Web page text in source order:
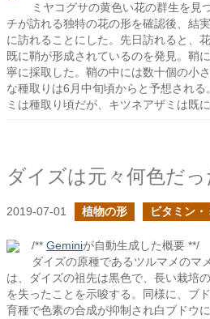
ミヤコグサの黄色い花の群生を見
チが訪れる独特の花の形を確認後、結
に訪れることにした。先日訪れると、
既に鞘が形成されているのを発見。鞘
寧に採取した。鞘の中には数十個の小
な種取りは6月中旬頃からと予想され
ミは種取り頃だが、キツネアザミは既
ダイズは元々何色だ
2019-07-01 植物の形 ビタミン
/** Geminiが自動生成した概要 **/
ダイズの原種であるツルマメのマ
は、ダイズの祖先は黒色で、長い栽培
を失ったことを示唆する。同様に、ブ
育種で色素の合成が抑制され白ブドウ